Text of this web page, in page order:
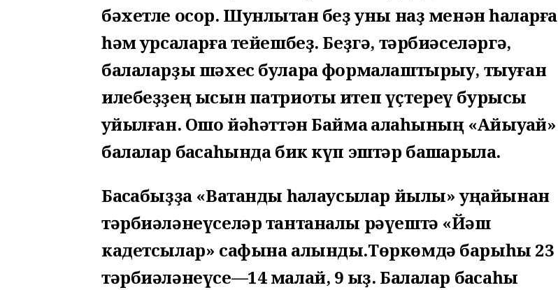
бәхетле осор. Шунлыҡтан беҙ уны наҙ менән һаҡларға
һәм ҡурсаларға тейешбеҙ. Беҙгә, тәрбиәселәргә,
балаларҙы шәхес булараҡ формалаштырыу, тыуған
илебеҙҙең ысын патриоты итеп үҫтереү бурысы
ҡуйылған. Ошо йәһәттән Баймаҡ ҡалаһының «Айыуҡай»
балалар баҡсаһында бик күп эштәр башҡарыла.
Баҡсабыҙҙа «Ватанды һаҡлаусылар йылы» уңайынан
тәрбиәләнеүселәр тантаналы рәүештә «Йәш
кадетсылар» сафына алынды.Төркөмдә барыһы 23
тәрбиәләнеүсе—14 малай, 9 ҡыҙ. Балалар баҡсаһы